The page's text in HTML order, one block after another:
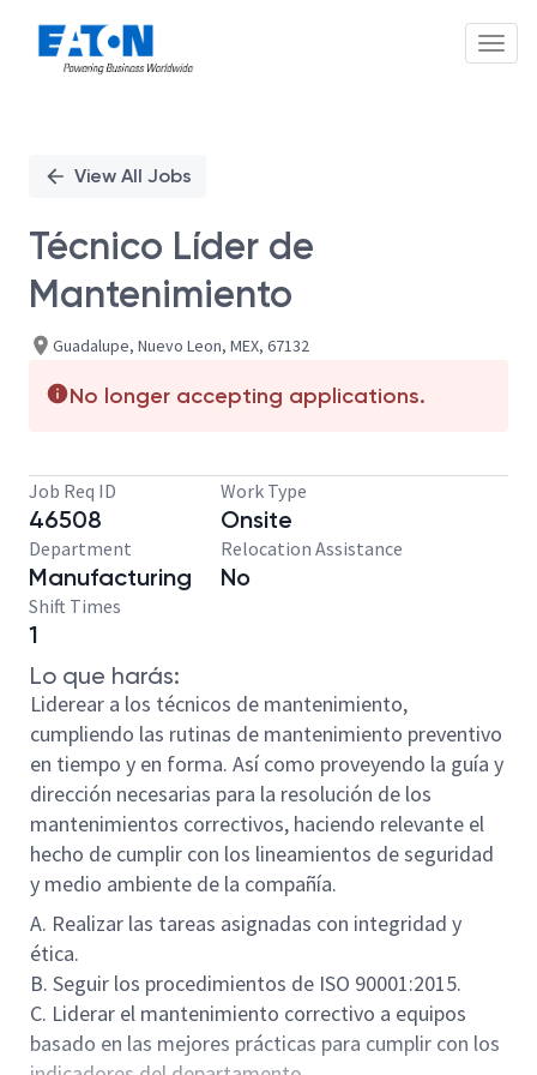
PositionView All Jobs
Técnico Líder de
Mantenimiento
Guadalupe, Nuevo Leon, MEX, 67132
No longer accepting applications.
Job Req ID
46508
Work Type
Onsite
Department
Manufacturing
Relocation Assistance
No
Shift Times
1
Lo que harás:
Liderear a los técnicos de mantenimiento,
cumpliendo las rutinas de mantenimiento preventivo
en tiempo y en forma. Así como proveyendo la guía y
dirección necesarias para la resolución de los
mantenimientos correctivos, haciendo relevante el
hecho de cumplir con los lineamientos de seguridad
y medio ambiente de la compañía.
A. Realizar las tareas asignadas con integridad y
ética.
B. Seguir los procedimientos de ISO 90001:2015.
C. Liderar el mantenimiento correctivo a equipos
basado en las mejores prácticas para cumplir con los